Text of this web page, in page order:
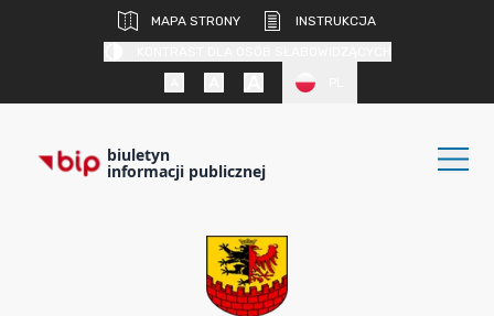
MAPA STRONY
INSTRUKCJA
biuletyn
informacji publicznej